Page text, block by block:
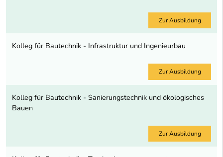
Zur Ausbildung
Kolleg für Bautechnik - Infrastruktur und Ingenieurbau
Zur Ausbildung
Kolleg für Bautechnik - Sanierungstechnik und ökologisches
Bauen
Zur Ausbildung